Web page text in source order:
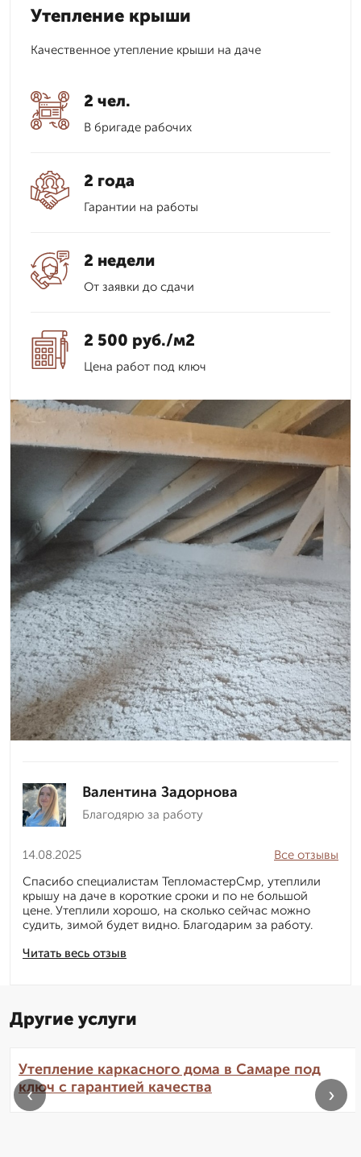
Утепление крыши
Качественное утепление крыши на даче
2 чел.
В бригаде рабочих
2 года
Гарантии на работы
2 недели
От заявки до сдачи
2 500 руб./м2
Цена работ под ключ
Валентина Задорнова
Благодярю за работу
14.08.2025
Читать весь отзыв
Все отзывы
Спасибо специалистам ТепломастерСмр, утеплили
крышу на даче в короткие сроки и по не большой
цене. Утеплили хорошо, на сколько сейчас можно
судить, зимой будет видно. Благодарим за работу.
Другие услуги
Утепление каркасного дома в Самаре под
ключ с гарантией качества
‹ ›